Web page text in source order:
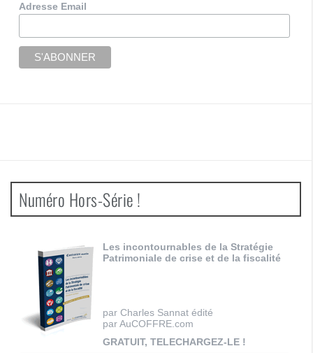
Adresse Email
Numéro Hors-Série !
Les incontournables de la Stratégie
Patrimoniale de crise et de la fiscalité
par Charles Sannat édité
par AuCOFFRE.com
GRATUIT, TELECHARGEZ-LE !